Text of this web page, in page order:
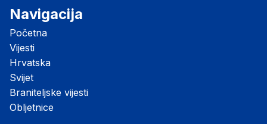
Navigacija
Početna
Vijesti
Hrvatska
Svijet
Braniteljske vijesti
Obljetnice